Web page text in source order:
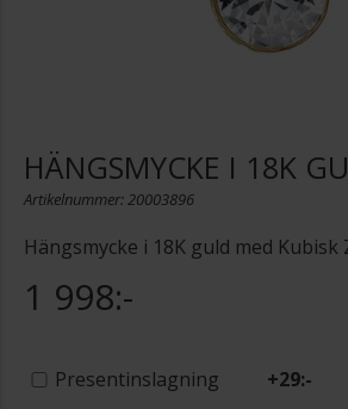
HÄNGSMYCKE I 18K
Artikelnummer: 20003896
Hängsmycke i 18K guld med Kubisk
1 998:-
Presentinslagning +29:-